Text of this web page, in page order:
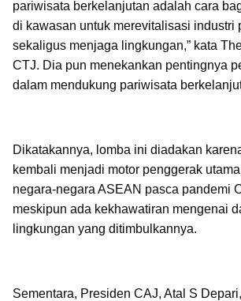
pariwisata berkelanjutan adalah cara
di kawasan untuk merevitalisasi industri
sekaligus menjaga lingkungan,” kata
CTJ. Dia pun menekankan pentingnya
dalam mendukung pariwisata
Dikatakannya, lomba ini diadakan
kembali menjadi motor penggerak
negara-negara ASEAN pasca pandemi
meskipun ada kekhawatiran mengenai
lingkungan yang ditimbulkannya.
Sementara, Presiden CAJ, Atal S